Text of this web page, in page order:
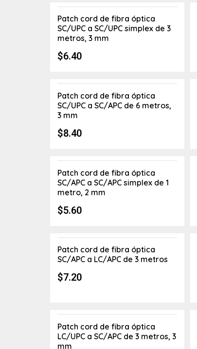
Patch cord de fibra óptica
SC/UPC a SC/UPC simplex de 3
metros, 3 mm
$6.40
Patch cord de fibra óptica
SC/UPC a SC/APC de 6 metros,
3 mm
$8.40
Patch cord de fibra óptica
SC/APC a SC/APC simplex de 1
metro, 2 mm
$5.60
Patch cord de fibra óptica
SC/APC a LC/APC de 3 metros
$7.20
Patch cord de fibra óptica
LC/UPC a SC/APC de 3 metros, 3
mm